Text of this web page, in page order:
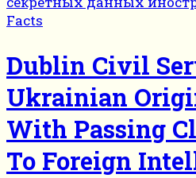
Facts
Dublin Civil
Ukrainian
With Passing
To Foreign